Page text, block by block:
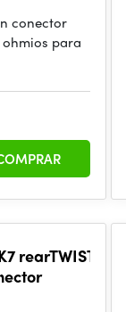
conector
para
rearTWIST